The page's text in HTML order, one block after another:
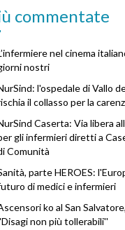
commentate
nel cinema
nostri
l'ospedale di Vallo
il collasso per la
Caserta: Via libera
gli infermieri diretti a
Comunità
parte HEROES:
di medici e infermieri
ko al San
non più tollerabili''